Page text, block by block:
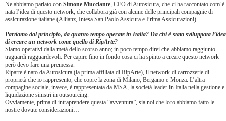
Ne abbiamo parlato con Simone Mucciante, CEO di Autosicura, che ci ha raccontato com’è
nata l’idea di questo network, che collabora già con alcune delle principali compagnie di
assicurazione italiane (Allianz, Intesa San Paolo Assicura e Prima Assicurazioni).
Partiamo dal principio, da quanto tempo operate in Italia? Da chi è stata sviluppata l’idea
di creare un network come quello di RipArte?
Siamo operativi dalla metà dello scorso anno; in poco tempo direi che abbiamo raggiunto
traguardi ragguardevoli. Per capire fino in fondo cosa ci ha spinto a creare questo network
però devo fare una premessa.
Riparte è nato da Autosicura (la prima affiliata di RipArte), il network di carrozzerie di
proprietà che io rappresento, che copre la zona di Milano, Bergamo e Monza. L’altra
compagine sociale, invece, è rappresentata da MSA, la società leader in Italia nella gestione e
liquidazione sinistri in outsourcing.
Ovviamente, prima di intraprendere questa “avventura”, sia noi che loro abbiamo fatto le
nostre dovute considerazioni…